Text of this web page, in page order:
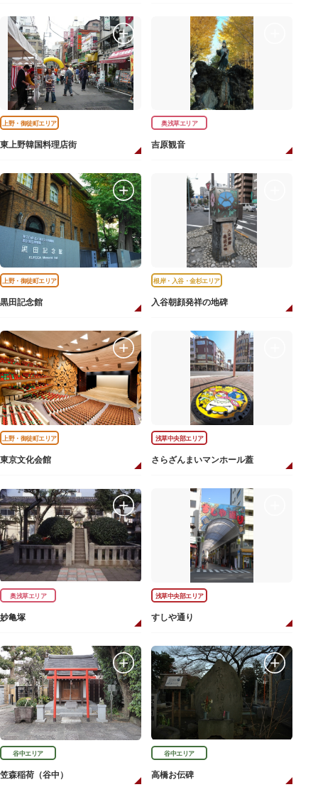
上野・御徒町エリア
東上野韓国料理店街
奥浅草エリア
吉原観音
上野・御徒町エリア
黒田記念館
根岸・入谷・金杉エリア
入谷朝顔発祥の地碑
上野・御徒町エリア
東京文化会館
浅草中央部エリア
さらざんまいマンホール蓋
奥浅草エリア
妙亀塚
浅草中央部エリア
すしや通り
谷中エリア
笠森稲荷（谷中）
谷中エリア
高橋お伝碑